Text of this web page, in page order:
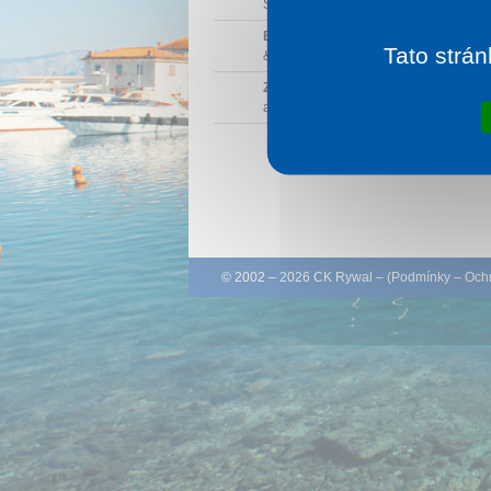
Sonnentherme ležící blízko maďarsko-
Birdland Golf & Country Club
& Country Club je prvním maďa...
Zámek Fertöd
a nejkrásnější barokní zám...
© 2002 – 2026 CK Rywal – (Podmínky –
Tato